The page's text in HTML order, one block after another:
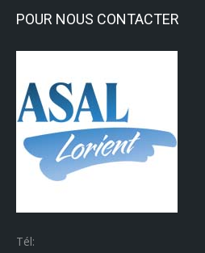
POUR NOUS CONTACTER
Tél: